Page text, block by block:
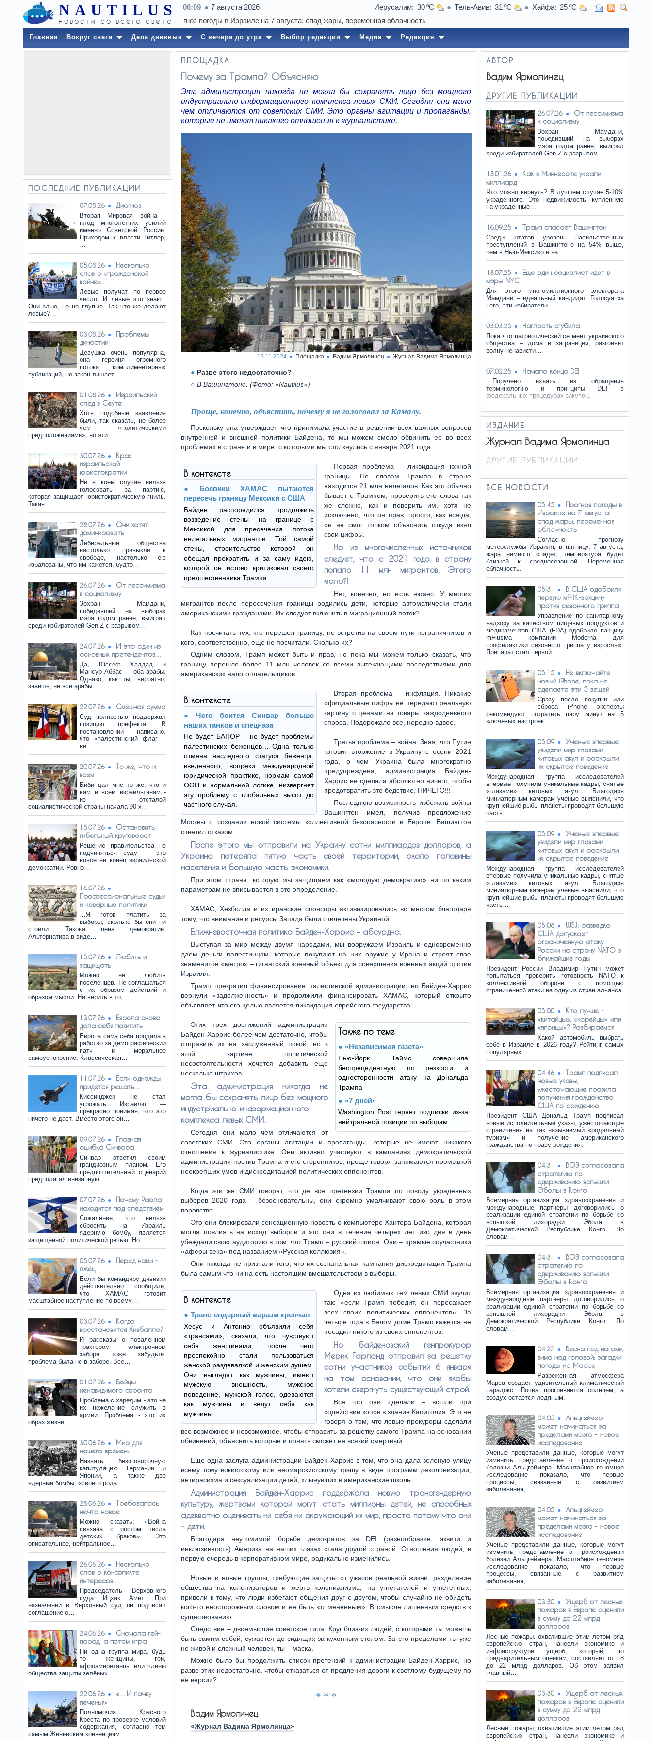
NAUTILUS
новости со всего света
06:09 7 августа 2026 Иерусалим 30 Тель-Авив 31 Хайфа
25
05:15
Не включайте новый iPhone, пока не сделаете эти 5 вещей
Главная Вокруг света Дела дневные С вечера до утра Выбор редакции Медиа Редакция
ПОСЛЕДНИЕ ПУБЛИКАЦИИ
07.08.26 Диагноз
Вторая Мировая война -
плод многолетних усилий
именно Советской России.
Приходом к власти Гитлер,
…
05.08.26
Несколько
слов о «гражданской
войне»…
Левые получат по первое
число. И левые это знают.
Они злые, но не глупые. Так что же делают
левые?…
03.08.26
Проблемы
династии
Девушка очень популярна,
она героиня огромного
потока комплиментарных
публикаций, но закон лишает…
01.08.26
Израильский
след в Сеуте
Хотя подобные заявления
были, так сказать, не более
чем «политическими
предположениями», но эти…
30.07.26
Крах
израильской
юристократии
Ни в коем случае нельзя
голосовать за партию,
которая защищает юристократическую гниль.
Такая…
28.07.26
Они хотят
доминировать
Либеральные общества
настолько привыкли к
свободе, настолько ею
избалованы, что им кажется, будто…
26.07.26
От пессимизма
к социализму
Зохран Мамдани,
победивший на выборах
мэра годом ранее, выиграл
среди избирателей Gen Z с разрывом…
24.07.26
И это один из
основных претендентов…
Да, Юссеф Хаддад и
Мансур Аббас — оба арабы.
Однако, как ты, вероятно,
знаешь, не все арабы…
22.07.26 Смешная сумма
Суд полностью поддержал
позицию префекта. В
постановлении написано,
что «палестинский флаг –
не…
20.07.26
То же, что и
всем
Биби дал мне то же, что и
вам и всем израильтянам -
из отсталой
социалистической страны начала 90-х…
18.07.26
Остановить
гибельный круговорот
Решение правительства не
подчиняться суду — это
вовсе не конец израильской
демократии. Ровно…
16.07.26
Профессиональные судьи
и коварные политики
…Я готов платить за
выборы, сколько бы они ни
стоили. Такова цена демократии.
Альтернатива в виде…
15.07.26
Любить и
защищать
Можно не любить
поселенцев. Не соглашаться
с их образом действий и
образом мысли. Не верить в то,…
13.07.26
Европа снова
дала себя похитить
Европа сама себя продала в
рабство за демографический
патч и моральное
самоуспокоение. Классическая…
11.07.26
Если однажды
придётся решать…
Киссинджер не стал
угрожать Израилю —
прекрасно понимая, что это
ничего не даст. Вместо этого он…
09.07.26
Главная
ошибка Синвара
Синвар ответил своим
грандиозным планом. Его
предпочтительный сценарий
предполагал внезапную…
07.07.26
Почему Раола
находится под следствием
Сожаление, что нельзя
сбросить на Израиль
ядерную бомбу, является
защищённой политической речью. Но…
05.07.26
Перед нами –
лжец
Если бы командиру дивизии
действительно сообщили,
что ХАМАС готовит
масштабное наступление по всему…
03.07.26
Когда
восстановится Хизбалла?
И рассказы о поваленном
трактором электронном
заборе тоже забудьте:
проблема была не в заборе. Все…
01.07.26
Бойцы
ненавидимого фронта
Проблема с харедим - это не
их нежелание служить в
армии. Проблема - это их
образ жизни,…
30.06.26
Мир для
нашего времени
Назвать безоговорочную
капитуляцию Германии и
Японии, а также две
ядерные бомбы, «своего рода…
28.06.26
Требовалось
нечто новое
Можно сказать: «Война
связана с ростом числа
детских браков». Это
описательное, нейтральное…
26.06.26
Несколько
слов о конфликте
интересов…
Председатель Верховного
суда Ицхак Амит. При
назначении в Верховный суд он подписал
соглашение о…
24.06.26
Сначала гей-
парад, а потом игра
Ни одна группа мира, будь
то женщины, геи,
афроамериканцы или члены
общества защиты зелёных…
22.06.26
«…И пачку
печенья»
Полномочия Красного
Креста по проверке условий
содержания, согласно тем
самым Женевским конвенциям…
ПЛОЩАДКА
Почему за Трампа? Объясняю
Эта администрация никогда не могла бы сохранять лицо без мощного
индустриально-информационного комплекса левых СМИ. Сегодня они мало
чем отличаются от советских СМИ. Это органы агитации и пропаганды,
которые не имеют никакого отношения к журналистике.
19.11.2024 Площадка Вадим Ярмолинец Журнал Вадима Ярмолинца
Разве этого недостаточно?
В Вашингтоне. (Фото: «Nautilus»)
Проще, конечно, объяснить, почему я не голосовал за Камалу.
Поскольку она утверждает, что принимала участие в решении всех важных вопросов
внутренней и внешней политики Байдена, то мы можем смело обвинить ее во всех
проблемах в стране и в мире, с которыми мы столкнулись с января 2021 года.
В контексте
Боевики ХАМАС пытаются
пересечь границу Мексики с США
Байден распорядился продолжить
возведение стены на границе с
Мексикой для пресечения потока
нелегальных мигрантов. Той самой
стены, строительство которой он
обещал прекратить и за саму идею,
которой он истово критиковал своего
предшественника Трампа.
Первая проблема – ликвидация южной
границы. По словам Трампа в стране
находится 21 млн нелегалов. Как это обычно
бывает с Трампом, проверить его слова так
же сложно, как и поверить им, хотя не
исключено, что он прав, просто, как всегда,
он не смог толком объяснить откуда взял
свои цифры.
Но из многочисленных источников
следует, что с 2021 года в страну
попало 11 млн мигрантов. Этого
мало?!
Нет, конечно, но есть нюанс. У многих
мигрантов после пересечения границы родились дети, которые автоматически стали
американскими гражданами. Их следует включить в миграционный поток?
Как посчитать тех, кто перешел границу, не встретив на своем пути пограничников и
кого, соответственно, еще не посчитали. Сколько их?
Одним словом, Трамп может быть и прав, но пока мы можем только сказать, что
границу перешло более 11 млн человек со всеми вытекающими последствиями для
американских налогоплательщиков.
В контексте
Чего боится Синвар больше
наших танков и спецназа
Не будет БАПОР – не будет проблемы
палестинских беженцев… Одна только
отмена наследного статуса беженца,
введенного, вопреки международной
юридической практике, нормам самой
ООН и нормальной логике, низвергнет
эту проблему с глобальных высот до
частного случая.
Вторая проблема – инфляция. Никакие
официальные цифры не передают реальную
картину с ценами на товары каждодневного
спроса. Подорожало все, нередко вдвое.
Третья проблема – война. Зная, что Путин
готовит вторжение в Украину с осени 2021
года, о чем Украина была многократно
предупреждена, администрация Байден-
Харрис не сделала абсолютно ничего, чтобы
предотвратить это бедствие. НИЧЕГО!!!
Последнюю возможность избежать войны
Вашингтон имел, получив предложение
Москвы о создании новой системы коллективной безопасности в Европе. Вашингтон
ответил отказом.
После этого мы отправили на Украину сотни миллиардов долларов, а
Украина потеряла пятую часть своей территории, около половины
населения и большую часть экономики.
При этом страна, которую мы защищаем как «молодую демократию» ни по каким
параметрам не вписывается в это определение.
ХАМАС, Хезболла и их иранские спонсоры активизировались во многом благодаря
тому, что внимание и ресурсы Запада были отвлечены Украиной.
Ближневосточная политика Байден-Харрис – абсурдна.
Выступая за мир между двумя народами, мы вооружаем Израиль и одновременно
даем деньги палестинцам, которые покупают на них оружие у Ирана и строят свое
знаменитое «метро» – гигантский военный объект для совершения военных акций против
Израиля.
Трамп прекратил финансирование палестинской администрации, но Байден-Харрис
вернули «задолженность» и продолжили финансировать ХАМАС, который открыто
объявляет, что его целью является ликвидация еврейского государства.
Также по теме
«Независимая газета»
Нью-Йорк Таймс совершила
беспрецедентную по резкости и
односторонности атаку на Дональда
Трампа
«7 дней»
Washington Post теряет подписки из-за
нейтральной позиции по выборам
Этих трех достижений администрации
Байден-Харрис более чем достаточно, чтобы
отправить их на заслуженный покой, но к
этой картине политической
несостоятельности хочется добавить еще
несколько штрихов.
Эта администрация никогда не
могла бы сохранять лицо без мощного
индустриально-информационного
комплекса левых СМИ.
Сегодня они мало чем отличаются от
советских СМИ. Это органы агитации и пропаганды, которые не имеют никакого
отношения к журналистике. Они активно участвуют в кампаниях демократической
администрации против Трампа и его сторонников, проще говоря занимаются промывкой
неокрепших умов и дискредитацией политических оппонентов.
Когда эти же СМИ говорят, что де все претензии Трампа по поводу украденных
выборов 2020 года – безосновательны, они скромно умалчивают свою роль в этом
воровстве.
Это они блокировали сенсационную новость о компьютере Хантера Байдена, которая
могла повлиять на исход выборов и это они в течение четырех лет изо дня в день
убеждали свою аудиторию в том, что Трамп – русский шпион. Они – прямые соучастники
«аферы века» под названием «Русская коллюзия».
Они никогда не признали того, что их сознательная кампания дискредитации Трампа
была самым что ни на есть настоящим вмешательством в выборы.
В контексте
Трансгендерный маразм крепчал
Хесус и Антонио объявили себя
«трансами», сказали, что чувствуют
себя женщинами, после чего
преспокойно стали пользоваться
женской раздевалкой и женским душем.
Они выглядят как мужчины, имеют
мужскую внешность, мужское
поведение, мужской голос, одеваются
как мужчины и ведут себя как
мужчины…
Одна из любимых тем левых СМИ звучит
так: «если Трамп победит, он пересажает
всех своих политических оппонентов». За
четыре года в Белом доме Трамп кажется не
посадил никого из своих оппонентов.
Но байденовский генпрокурор
Мерик Гарланд отправил за решетку
сотни участников событий 6 января
на том основании, что они якобы
хотели свергнуть существующий строй.
Все что они сделали – вошли при
содействии копов в здание Капитолия. Это не
говоря о том, что левые прокуроры сделали
все возможное и невозможное, чтобы отправить за решетку самого Трампа на основании
обвинений, объяснить которые и понять сможет не всякий смертный.
Еще одна заслуга администрации Байден-Харрис в том, что она дала зеленую улицу
всему тому вокистскому или неомарскистскому трэшу в виде программ деколонизации,
антирасизма и сексуализации детей, хлынувших в американские школы.
Администрация Байден-Харрис поддержала новую трансгендерную
культуру, жертвами которой могут стать миллионы детей, не способных
адекватно оценивать ни себя ни окружающий их мир, просто потому что они
– дети.
Благодаря неутомимой борьбе демократов за DEI (разнообразие, эквити и
инклюзивность) Америка на наших глазах стала другой страной. Отношения людей, в
первую очередь в корпоративном мире, радикально изменились.
Новые и новые группы, требующие защиты от ужасов реальной жизни, разделение
общества на колонизаторов и жертв колониализма, на угнетателей и угнетенных,
привели к тому, что люди избегают общения друг с другом, чтобы случайно не обидеть
кого-то неосторожным словом и не быть «отмененным». В смысле лишенным средств к
существованию.
Следствие – двоемыслие советское типа. Круг близких людей, с которыми ты можешь
быть самим собой, сужается до сидящих за кухонным столом. За его пределами ты уже
не живой и сложный человек, ты – маска.
Можно было бы продолжить список претензий к администрации Байден-Харрис, но
разве этих недостаточно, чтобы отказаться от продления дороги к светлому будущему по
ее версии?
* * *
Вадим Ярмолинец
«Журнал Вадима Ярмолинца»
АВТОР
Вадим Ярмолинец
ДРУГИЕ ПУБЛИКАЦИИ
26.07.26
От пессимизма
к социализму
Зохран Мамдани,
победивший на выборах
мэра годом ранее, выиграл
среди избирателей Gen Z с разрывом…
13.01.26
Как в Миннесоте украли
миллиард
Что можно вернуть? В лучшем случае 5-10%
украденного. Это недвижимость, купленную
на украденные…
16.09.25 Трамп спасает Вашингтон
Среди штатов уровень насильственных
преступлений в Вашингтоне на 54% выше,
чем в Нью-Мексико и на…
13.07.25
Еще один социалист идет в
мэры NYC
Для этого многомиллионного электората
Мамдани – идеальный кандидат. Голосуя за
него, эти избиратели…
03.03.25 Наглость сгубила
Пока что патриотический сегмент украинского
общества – дома и заграницей, разгоняет
волну ненависти…
07.02.25 Начало конца DEI
…Поручено изъять из обращения
терминологию и принципы DEI в
федеральных процедурах закупок,…
ИЗДАНИЕ
Журнал Вадима Ярмолинца
ДРУГИЕ ПУБЛИКАЦИИ
ВСЕ НОВОСТИ
05:45
Прогноз погоды в
Израиле на 7 августа:
спад жары, переменная
облачность
Согласно прогнозу
метеослужбы Израиля, в пятницу, 7 августа,
жара немного спадет, температура будет
близкой к среднесезонной. Переменная
облачность.
05:31
В США одобрили
первую мРНК-вакцину
против сезонного гриппа
Управление по санитарному
надзору за качеством пищевых продуктов и
медикаментов США (FDA) одобрило вакцину
mFlusiva компании Moderna для
профилактики сезонного гриппа у взрослых.
Препарат стал первой…
05:15
Не включайте
новый iPhone, пока не
сделаете эти 5 вещей
Сразу после покупки или
сброса iPhone эксперты
рекомендуют потратить пару минут на 5
ключевых настроек.
05:09
Ученые впервые
увидели мир глазами
китовых акул и раскрыли
их скрытое поведение
Международная группа исследователей
впервые получила уникальные кадры, снятые
«глазами» китовых акул. Благодаря
миниатюрным камерам ученые выяснили, что
крупнейшие рыбы планеты проводят большую
часть…
05:09
Ученые впервые
увидели мир глазами
китовых акул и раскрыли
их скрытое поведение
Международная группа исследователей
впервые получила уникальные кадры, снятые
«глазами» китовых акул. Благодаря
миниатюрным камерам ученые выяснили, что
крупнейшие рыбы планеты проводят большую
часть…
05:08
WSJ: разведка
США допускает
ограниченную атаку
России на страну NATO в
ближайшие годы
Президент России Владимир Путин может
попытаться проверить готовность NATO к
коллективной обороне с помощью
ограниченной атаки на одну из стран альянса.
05:00
Кто лучше -
«китайцы», «корейцы» или
«японцы»? Разбираемся
Какой автомобиль выбрать
себе в Израиле в 2026 году? Рейтинг самых
популярных.
04:46
Трамп подписал
новые указы,
ужесточающие правила
получения гражданства
США по рождению
Президент США Дональд Трамп подписал
новые исполнительные указы, ужесточающие
ограничения на так называемый «родильный
туризм» и получение американского
гражданства по праву рождения.
04:31
ВОЗ согласовала
стратегию по
сдерживанию вспышки
Эболы в Конго
Всемирная организация здравоохранения и
международные партнеры договорились о
реализации единой стратегии по борьбе со
вспышкой лихорадки Эбола в
Демократической Республике Конго. По
словам…
04:31
ВОЗ согласовала
стратегию по
сдерживанию вспышки
Эболы в Конго
Всемирная организация здравоохранения и
международные партнеры договорились о
реализации единой стратегии по борьбе со
вспышкой лихорадки Эбола в
Демократической Республике Конго. По
словам…
04:27
Весна под ногами,
зима над головой: загадки
погоды на Марсе
Разреженная атмосфера
Марса создает удивительный климатический
парадокс. Почва прогревается солнцем, а
воздух остается ледяным.
04:05
Альцгеймер
может начинаться за
пределами мозга - новое
исследование
Ученые представили данные, которые могут
изменить представление о происхождении
болезни Альцгеймера. Масштабное геномное
исследование показало, что первые
процессы, связанные с развитием
заболевания,…
04:05
Альцгеймер
может начинаться за
пределами мозга - новое
исследование
Ученые представили данные, которые могут
изменить представление о происхождении
болезни Альцгеймера. Масштабное геномное
исследование показало, что первые
процессы, связанные с развитием
заболевания,…
03:30
Ущерб от лесных
пожаров в Европе оценили
в сумму до 22 млрд
долларов
Лесные пожары, охватившие этим летом ряд
европейских стран, нанесли экономике и
инфраструктуре ущерб, который, по
предварительным оценкам, составляет от 18
до 22 млрд долларов. Об этом заявил
главный…
03:30
Ущерб от лесных
пожаров в Европе оценили
в сумму до 22 млрд
долларов
Лесные пожары, охватившие этим летом ряд
европейских стран, нанесли экономике и